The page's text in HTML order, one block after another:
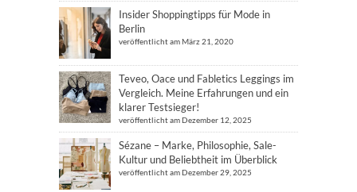
Insider Shoppingtipps für Mode in
Berlin
veröffentlicht am März 21, 2020
Teveo, Oace und Fabletics Leggings im
Vergleich. Meine Erfahrungen und ein
klarer Testsieger!
veröffentlicht am Dezember 12, 2025
Sézane – Marke, Philosophie, Sale-
Kultur und Beliebtheit im Überblick
veröffentlicht am Dezember 29, 2025